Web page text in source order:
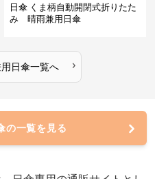
日傘 くま柄自動開閉式折りたた
み 晴雨兼用日傘
日傘一覧へ ›
の一覧を見る